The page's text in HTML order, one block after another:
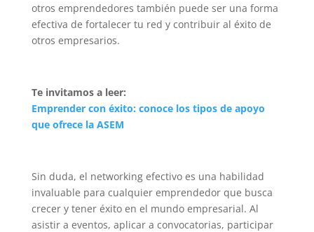
otros emprendedores también puede ser una forma
efectiva de fortalecer tu red y contribuir al éxito de
otros empresarios.
Te invitamos a leer:
Emprender con éxito: conoce los tipos de apoyo
que ofrece la ASEM
Sin duda, el networking efectivo es una habilidad
invaluable para cualquier emprendedor que busca
crecer y tener éxito en el mundo empresarial. Al
asistir a eventos, aplicar a convocatorias, participar